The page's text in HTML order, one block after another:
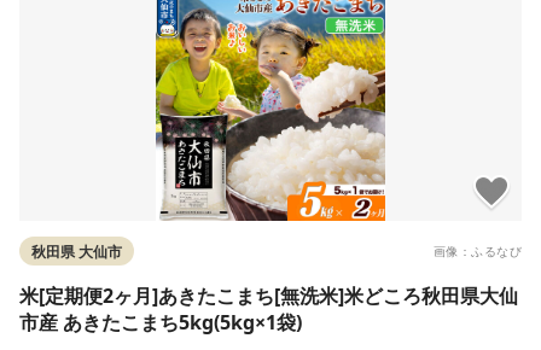
画像：ふるなび
秋田県 大仙市
米[定期便2ヶ月]あきたこまち[無洗米]米どころ秋田県大仙
市産 あきたこまち5kg(5kg×1袋)